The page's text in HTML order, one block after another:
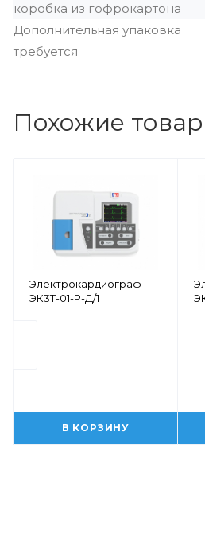
коробка из гофрокартона
Дополнительная упаковка
требуется
Похожие
Электрокардиограф
ЭК3Т-01-Р-Д/1
В КОРЗИНУ